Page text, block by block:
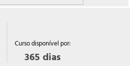
Curso disponível por:
365dias